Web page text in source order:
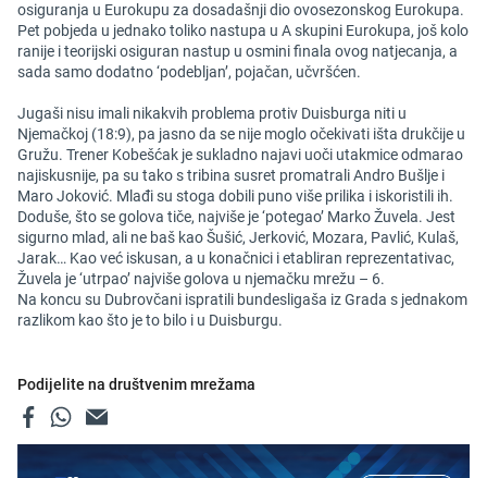
osiguranja u Eurokupu za dosadašnji dio ovosezonskog Eurokupa.
Pet pobjeda u jednako toliko nastupa u A skupini Eurokupa, još kolo
ranije i teorijski osiguran nastup u osmini finala ovog natjecanja, a
sada samo dodatno ‘podebljan’, pojačan, učvršćen.
Jugaši nisu imali nikakvih problema protiv Duisburga niti u
Njemačkoj (18:9), pa jasno da se nije moglo očekivati išta drukčije u
Gružu. Trener Kobešćak je sukladno najavi uoči utakmice odmarao
najiskusnije, pa su tako s tribina susret promatrali Andro Bušlje i
Maro Joković. Mlađi su stoga dobili puno više prilika i iskoristili ih.
Doduše, što se golova tiče, najviše je ‘potegao’ Marko Žuvela. Jest
sigurno mlad, ali ne baš kao Šušić, Jerković, Mozara, Pavlić, Kulaš,
Jarak… Kao već iskusan, a u konačnici i etabliran reprezentativac,
Žuvela je ‘utrpao’ najviše golova u njemačku mrežu – 6.
Na koncu su Dubrovčani ispratili bundesligaša iz Grada s jednakom
razlikom kao što je to bilo i u Duisburgu.
Podijelite na društvenim mrežama